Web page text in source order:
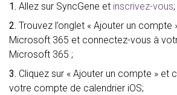
1. Allez sur SyncGene et inscrivez-vous;
2. Trouvez l’onglet « Ajouter un compte
Microsoft 365 et connectez-vous à
Microsoft 365 ;
3. Cliquez sur « Ajouter un compte » et
votre compte de calendrier iOS;